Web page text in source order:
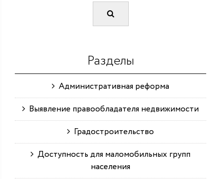
Разделы
Административная реформа
Выявление правообладателя недвижимости
Градостроительство
Доступность для маломобильных групп
населения